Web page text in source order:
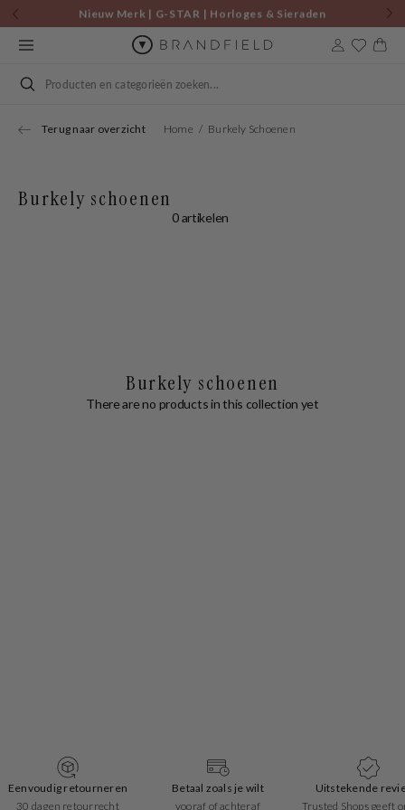
Skip to
content
Nieuw Merk | G-STAR | Horloges & Sieraden
Cart
Search
Terug naar overzicht Home Burkely Schoenen
Burkely schoenen
0 artikelen
Burkely schoenen
There are no products in this collection yet
Eenvoudig retourneren
30 dagen retourrecht
Betaal zoals je wilt
vooraf of achteraf
Uitstekende
Trusted Shops geeft